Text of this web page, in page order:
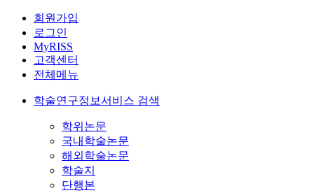
회원가입
로그인
MyRISS
고객센터
전체메뉴
학술연구정보서비스 검색
학위논문
국내학술논문
해외학술논문
학술지
단행본